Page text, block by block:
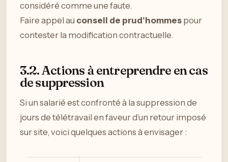
considéré comme une faute.
Faire appel au conseil de prud’hommes pour
contester la modification contractuelle.
3.2. Actions à entreprendre en cas
de suppression
Si un salarié est confronté à la suppression de
jours de télétravail en faveur d’un retour imposé
sur site, voici quelques actions à envisager :